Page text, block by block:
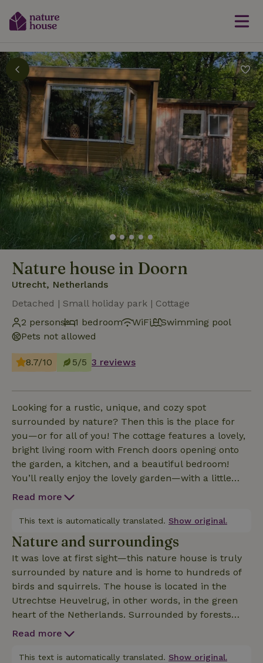
Nature house in Doorn
Utrecht, Netherlands
Detached | Small holiday park | Cottage
2 persons
1 bedroom WiFi
Swimming pool
Pets not allowed
8.7/10 5/5 3 reviews
Looking for a rustic, unique, and cozy spot
surrounded by nature? Then this is the place for
you—or for all of you! The cottage features a lovely,
bright living room with French doors opening onto
the garden, a kitchen, and a beautiful bedroom!
You’ll really enjoy the lovely garden—with a little
luck, you might even spot variegated flycatchers,
from the cottage, you can walk right into the Kaapse
Read more
This text is automatically translated. Show original.
Nature and surroundings
It was love at first sight—this nature house is truly
surrounded by nature and is home to hundreds of
birds and squirrels. The house is located in the
Utrechtse Heuvelrug, in other words, in the green
heart of the Netherlands. Surrounded by forests
and heathlands. The Kaap observation tower is just
day, you can see Utrecht and Amersfoort. Both cities
Read more
This text is automatically translated. Show original.